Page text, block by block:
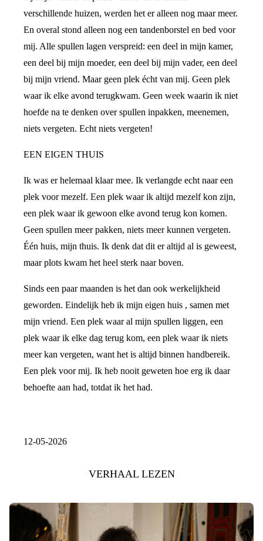
verschillende huizen, werden het er alleen nog maar meer.
En overal stond alleen nog een tandenborstel en bed voor
mij. Alle spullen lagen verspreid: een deel in mijn kamer,
een deel bij mijn moeder, een deel bij mijn vader, een deel
bij mijn vriend. Maar geen plek écht van mij. Geen plek
waar ik elke avond terugkwam. Geen week waarin ik niet
hoefde na te denken over spullen inpakken, meenemen,
niets vergeten. Echt niets vergeten!
EEN EIGEN THUIS
Ik was er helemaal klaar mee. Ik verlangde echt naar een
plek voor mezelf. Een plek waar ik altijd mezelf kon zijn,
een plek waar ik gewoon elke avond terug kon komen.
Geen spullen meer pakken, niets meer kunnen vergeten.
Één huis, mijn thuis. Ik denk dat dit er altijd al is geweest,
maar plots kwam het heel sterk naar boven.
Sinds een paar maanden is het dan ook werkelijkheid
geworden. Eindelijk heb ik mijn eigen huis , samen met
mijn vriend. Een plek waar al mijn spullen liggen, een
plek waar ik elke dag terug kom, een plek waar ik niets
meer kan vergeten, want het is altijd binnen handbereik.
Een plek voor mij. Ik heb nooit geweten hoe erg ik daar
behoefte aan had, totdat ik het had.
12-05-2026
VERHAAL LEZEN